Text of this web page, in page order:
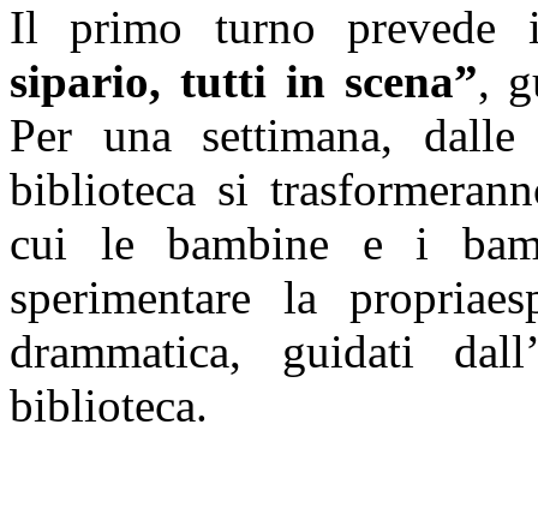
Il primo turno
sipario, tutti in scena”,
Per una settimana,
biblioteca si
cui le bambine e i
sperimentare la
drammatica, guidati
biblioteca.